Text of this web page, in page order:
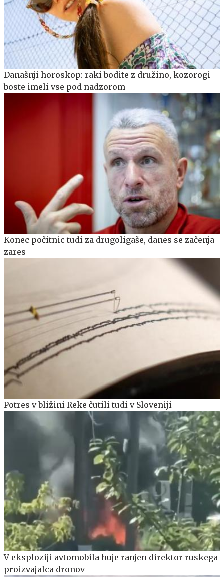
Današnji horoskop: raki bodite z družino, kozorogi
boste imeli vse pod nadzorom
Konec počitnic tudi za drugoligaše, danes se začenja
zares
Potres v bližini Reke čutili tudi v Sloveniji
V eksploziji avtomobila huje ranjen direktor ruskega
proizvajalca dronov